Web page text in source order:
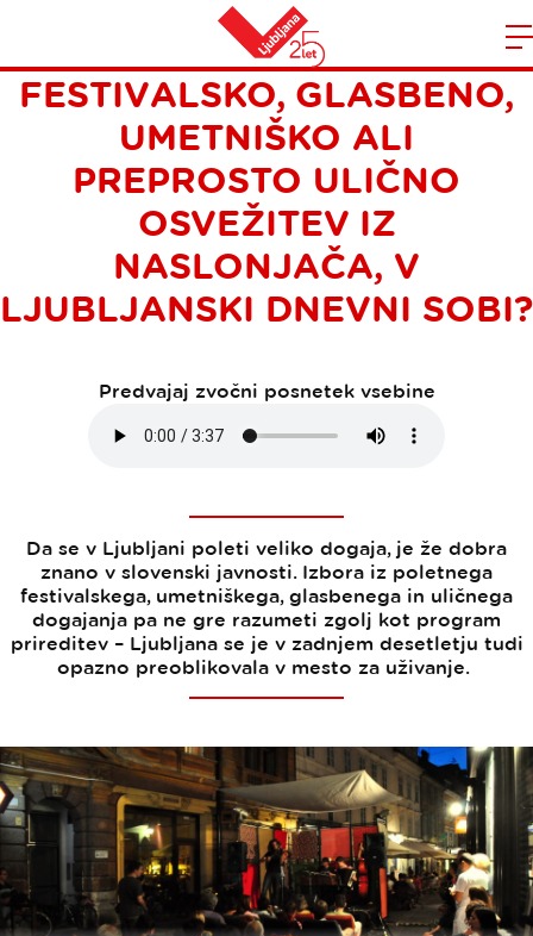
Domov
STE ZA URBANO
FESTIVALSKO, GLASBENO,
UMETNIŠKO ALI
PREPROSTO ULIČNO
OSVEŽITEV IZ
NASLONJAČA, V
LJUBLJANSKI DNEVNI SOBI?
Predvajaj zvočni posnetek vsebine
Da se v Ljubljani poleti veliko dogaja, je že dobra
znano v slovenski javnosti. Izbora iz poletnega
festivalskega, umetniškega, glasbenega in uličnega
dogajanja pa ne gre razumeti zgolj kot program
prireditev – Ljubljana se je v zadnjem desetletju tudi
opazno preoblikovala v mesto za uživanje.